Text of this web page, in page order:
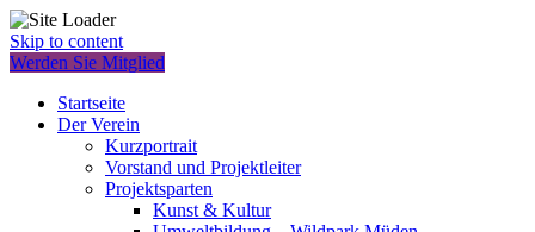
Skip to content
Werden Sie Mitglied
Startseite
Der Verein
Kurzportrait
Vorstand und Projektleiter
Projektsparten
Kunst & Kultur